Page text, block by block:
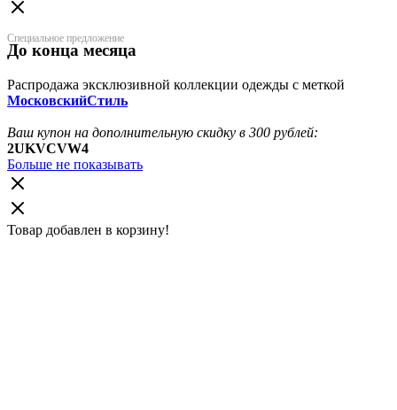
Специальное предложение
До конца месяца
Распродажа эксклюзивной коллекции одежды с меткой
МосковскийСтиль
Ваш купон на дополнительную скидку в 300 рублей:
2UKVCVW4
Больше не показывать
Товар добавлен в корзину!